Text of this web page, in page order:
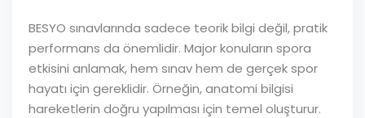
BESYO sınavlarında sadece teorik bilgi değil, pratik
performans da önemlidir. Major konuların spora
etkisini anlamak, hem sınav hem de gerçek spor
hayatı için gereklidir. Örneğin, anatomi bilgisi
hareketlerin doğru yapılması için temel oluşturur.